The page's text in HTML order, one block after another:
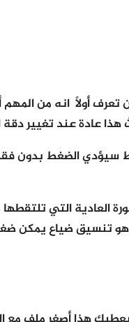
تعرف أولاً انه من
الصورة ، قل من 2560 ×
الضغط بدون